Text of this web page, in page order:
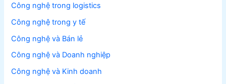
Công nghệ trong logistics
Công nghệ trong y tế
Công nghệ và Bán lẻ
Công nghệ và Doanh nghiệp
Công nghệ và Kinh doanh